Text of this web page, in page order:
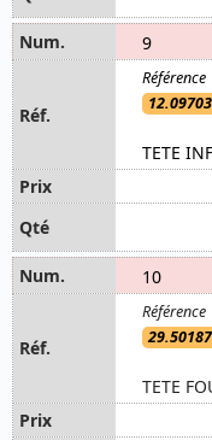
9
TETE
10
TETE